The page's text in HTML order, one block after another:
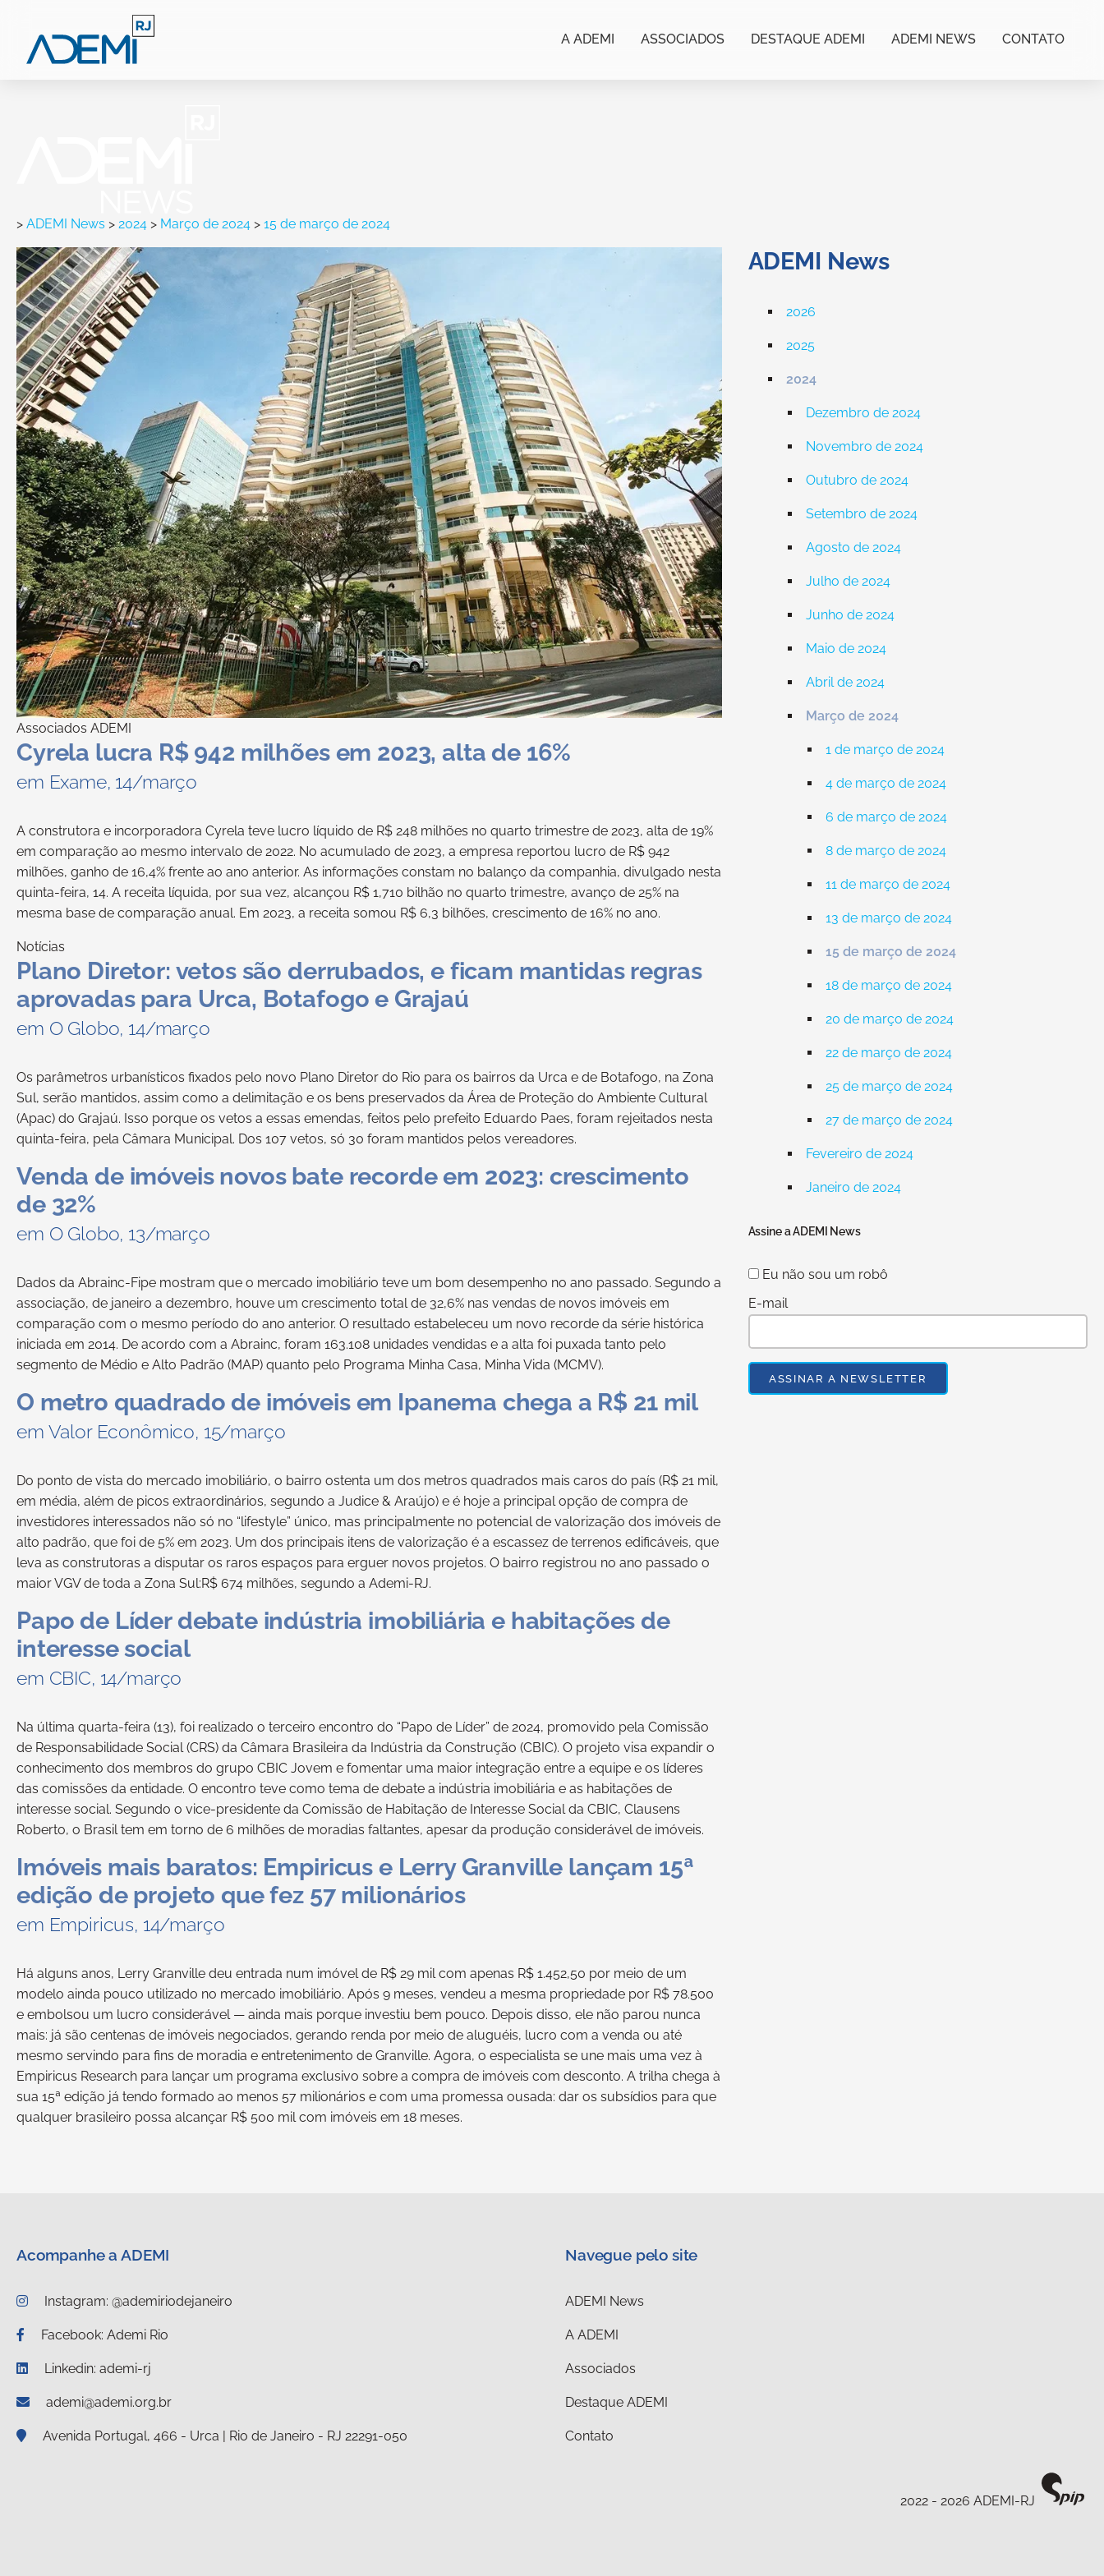
A ADEMI ASSOCIADOS DESTAQUE ADEMI ADEMI NEWS CONTATO
> ADEMI News > 2024 > Março de 2024 > 15 de março de 2024
Associados ADEMI
Cyrela lucra R$ 942 milhões em 2023, alta de 16%
em Exame, 14/março
A construtora e incorporadora Cyrela teve lucro líquido de R$ 248 milhões no quarto trimestre de 2023, alta de 19%
em comparação ao mesmo intervalo de 2022. No acumulado de 2023, a empresa reportou lucro de R$ 942
milhões, ganho de 16,4% frente ao ano anterior. As informações constam no balanço da companhia, divulgado nesta
quinta-feira, 14. A receita líquida, por sua vez, alcançou R$ 1,710 bilhão no quarto trimestre, avanço de 25% na
mesma base de comparação anual. Em 2023, a receita somou R$ 6,3 bilhões, crescimento de 16% no ano.
Notícias
Plano Diretor: vetos são derrubados, e ficam mantidas regras
aprovadas para Urca, Botafogo e Grajaú
em O Globo, 14/março
Os parâmetros urbanísticos fixados pelo novo Plano Diretor do Rio para os bairros da Urca e de Botafogo, na Zona
Sul, serão mantidos, assim como a delimitação e os bens preservados da Área de Proteção do Ambiente Cultural
(Apac) do Grajaú. Isso porque os vetos a essas emendas, feitos pelo prefeito Eduardo Paes, foram rejeitados nesta
quinta-feira, pela Câmara Municipal. Dos 107 vetos, só 30 foram mantidos pelos vereadores.
Venda de imóveis novos bate recorde em 2023: crescimento
de 32%
em O Globo, 13/março
Dados da Abrainc-Fipe mostram que o mercado imobiliário teve um bom desempenho no ano passado. Segundo a
associação, de janeiro a dezembro, houve um crescimento total de 32,6% nas vendas de novos imóveis em
comparação com o mesmo período do ano anterior. O resultado estabeleceu um novo recorde da série histórica
iniciada em 2014. De acordo com a Abrainc, foram 163.108 unidades vendidas e a alta foi puxada tanto pelo
segmento de Médio e Alto Padrão (MAP) quanto pelo Programa Minha Casa, Minha Vida (MCMV).
O metro quadrado de imóveis em Ipanema chega a R$ 21 mil
em Valor Econômico, 15/março
Do ponto de vista do mercado imobiliário, o bairro ostenta um dos metros quadrados mais caros do país (R$ 21 mil,
em média, além de picos extraordinários, segundo a Judice & Araújo) e é hoje a principal opção de compra de
investidores interessados não só no “lifestyle” único, mas principalmente no potencial de valorização dos imóveis de
alto padrão, que foi de 5% em 2023. Um dos principais itens de valorização é a escassez de terrenos edificáveis, que
leva as construtoras a disputar os raros espaços para erguer novos projetos. O bairro registrou no ano passado o
maior VGV de toda a Zona Sul:R$ 674 milhões, segundo a Ademi-RJ.
Papo de Líder debate indústria imobiliária e habitações de
interesse social
em CBIC, 14/março
Na última quarta-feira (13), foi realizado o terceiro encontro do “Papo de Líder” de 2024, promovido pela Comissão
de Responsabilidade Social (CRS) da Câmara Brasileira da Indústria da Construção (CBIC). O projeto visa expandir o
conhecimento dos membros do grupo CBIC Jovem e fomentar uma maior integração entre a equipe e os líderes
das comissões da entidade. O encontro teve como tema de debate a indústria imobiliária e as habitações de
interesse social. Segundo o vice-presidente da Comissão de Habitação de Interesse Social da CBIC, Clausens
Roberto, o Brasil tem em torno de 6 milhões de moradias faltantes, apesar da produção considerável de imóveis.
Imóveis mais baratos: Empiricus e Lerry Granville lançam 15ª
edição de projeto que fez 57 milionários
em Empiricus, 14/março
Há alguns anos, Lerry Granville deu entrada num imóvel de R$ 29 mil com apenas R$ 1.452,50 por meio de um
modelo ainda pouco utilizado no mercado imobiliário. Após 9 meses, vendeu a mesma propriedade por R$ 78.500
e embolsou um lucro considerável — ainda mais porque investiu bem pouco. Depois disso, ele não parou nunca
mais: já são centenas de imóveis negociados, gerando renda por meio de aluguéis, lucro com a venda ou até
mesmo servindo para fins de moradia e entretenimento de Granville. Agora, o especialista se une mais uma vez à
Empiricus Research para lançar um programa exclusivo sobre a compra de imóveis com desconto. A trilha chega à
sua 15ª edição já tendo formado ao menos 57 milionários e com uma promessa ousada: dar os subsídios para que
qualquer brasileiro possa alcançar R$ 500 mil com imóveis em 18 meses.
ADEMI News
2026
2025
2024
Dezembro de 2024
Novembro de 2024
Outubro de 2024
Setembro de 2024
Agosto de 2024
Julho de 2024
Junho de 2024
Maio de 2024
Abril de 2024
Março de 2024
1 de março de 2024
4 de março de 2024
6 de março de 2024
8 de março de 2024
11 de março de 2024
13 de março de 2024
15 de março de 2024
18 de março de 2024
20 de março de 2024
22 de março de 2024
25 de março de 2024
27 de março de 2024
Fevereiro de 2024
Janeiro de 2024
Assine a ADEMI News
Eu não sou um robô
E-mail
Acompanhe a ADEMI
Instagram: @ademiriodejaneiro
Facebook: Ademi Rio
Linkedin: ademi-rj
ademi@ademi.org.br
Avenida Portugal, 466 - Urca | Rio de Janeiro - RJ 22291-050
Navegue pelo site
ADEMI News
A ADEMI
Associados
Destaque ADEMI
Contato
2022 - 2026 ADEMI-RJ